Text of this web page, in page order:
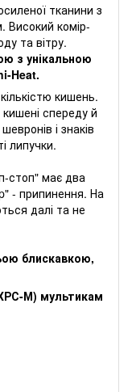
тканини з
Високий комір-
та вітру.
з унікальною
Heat.
кишень.
спереду й
і знаків
липучки.
стоп" має два
- припинення. На
далі та не
блискавкою,
М) мультикам